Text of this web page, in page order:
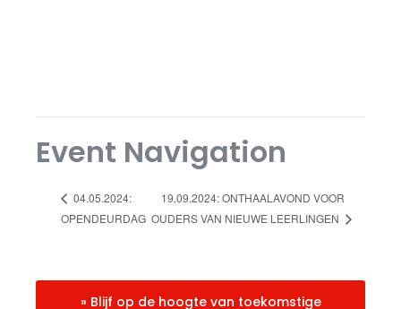
Event Navigation
04.05.2024:
OPENDEURDAG
19.09.2024: ONTHAALAVOND VOOR
OUDERS VAN NIEUWE LEERLINGEN
» Blijf op de hoogte van toekomstige